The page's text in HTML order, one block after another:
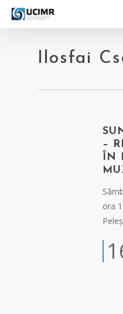
Skip
Ilosfai
–
ÎN
ora